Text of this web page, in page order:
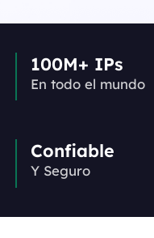
100M+ IPs
En todo el mundo
Confiable
Y Seguro